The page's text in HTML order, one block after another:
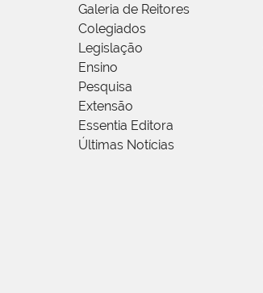
Galeria de Reitores
Colegiados
Legislação
Ensino
Pesquisa
Extensão
Essentia Editora
Últimas Notícias